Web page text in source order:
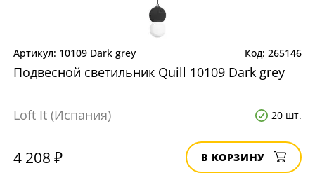
10109 Dark grey 265146
Подвесной светильник Quill 10109 Dark grey
Loft It (Испания) 20 шт.
4 208 ₽ В КОРЗИНУ